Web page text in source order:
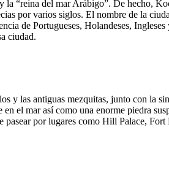
“reina del mar Arábigo”. De hecho,
por varios siglos. El nombre de la
de Portugueses, Holandeses,
ciudad.
y las antiguas mezquitas, junto con la
el mar así como una enorme piedra
pasear por lugares como Hill Palace,